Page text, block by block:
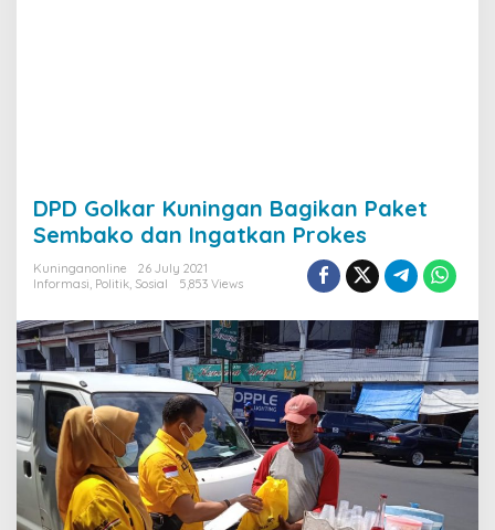
DPD Golkar Kuningan Bagikan Paket
Sembako dan Ingatkan Prokes
Kuninganonline
26 July 2021
Informasi, Politik, Sosial 5,853 Views